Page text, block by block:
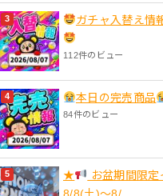
ガチャ入替え情
112件のビュー
本日の完売商品
84件のビュー
★
お盆期間限定